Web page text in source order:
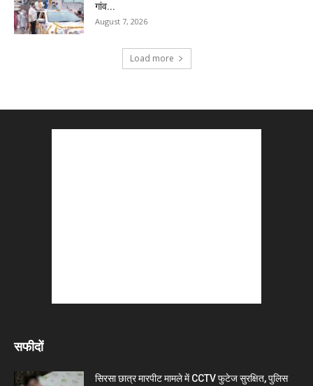
गांव...
August 7, 2026
Load more
सफीदों
सिरसा छात्र मारपीट मामले में CCTV फुटेज सुरक्षित, पुलिस